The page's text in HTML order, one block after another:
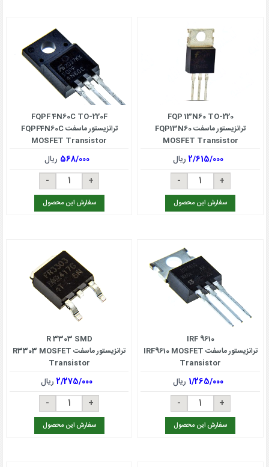
FQP 13N60 TO-220
ترانزیستور ماسفت FQP13N60
MOSFET Transistor
2/615/000ریال
سفارش این محصول
FQPF 4N60C TO-220F
ترانزیستور ماسفت FQPF4N60C
MOSFET Transistor
568/000 ریال
سفارش این محصول
IRF 9610
ترانزیستور ماسفت IRF9610 MOSFET
Transistor
1/265/000 ریال
سفارش این محصول
R 3303 SMD
ترانزیستور ماسفت R3303 MOSFET
Transistor
2/275/000ریال
سفارش این محصول